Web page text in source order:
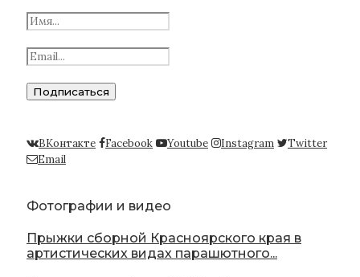
ВКонтакте Facebook Youtube Instagram
Twitter
Email
Фотографии и видео
Прыжки сборной Красноярского края в
артистических видах парашютного...